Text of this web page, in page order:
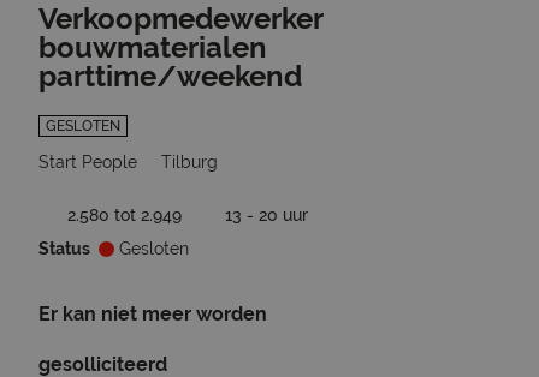
Verkoopmedewerker
bouwmaterialen
parttime/weekend
GESLOTEN
Start People Tilburg
2.580 tot 2.949
13 - 20 uur
Status
Gesloten
Er kan niet meer worden
gesolliciteerd